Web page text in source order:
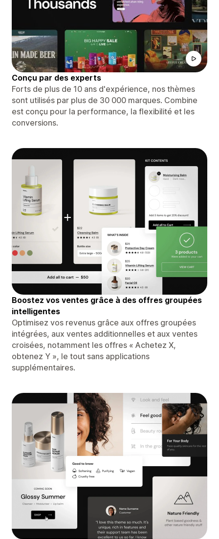
Conçu par des experts
Forts de plus de 10 ans d'expérience, nos thèmes
sont utilisés par plus de 30 000 marques. Combine
est conçu pour la performance, la flexibilité et les
conversions.
Boostez vos ventes grâce à des offres groupées
intelligentes
Optimisez vos revenus grâce aux offres groupées
intégrées, aux ventes additionnelles et aux ventes
croisées, notamment les offres « Achetez X,
obtenez Y », le tout sans applications
supplémentaires.